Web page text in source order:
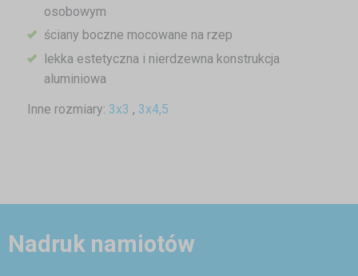
osobowym
ściany boczne mocowane na rzep
lekka estetyczna i nierdzewna konstrukcja
aluminiowa
Inne rozmiary: 3x3 , 3x4,5
Nadruk namiotów